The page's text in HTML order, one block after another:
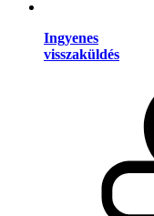
Ingyenes
visszaküldés